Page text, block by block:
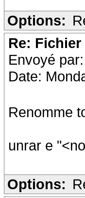
Options:
Re: Fichier
Envoyé par:
Date:
Renomme
unrar e
Options: